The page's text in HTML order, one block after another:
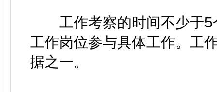
工作考察的时间不少于5
工作岗位参与具体工作。工
据之一。